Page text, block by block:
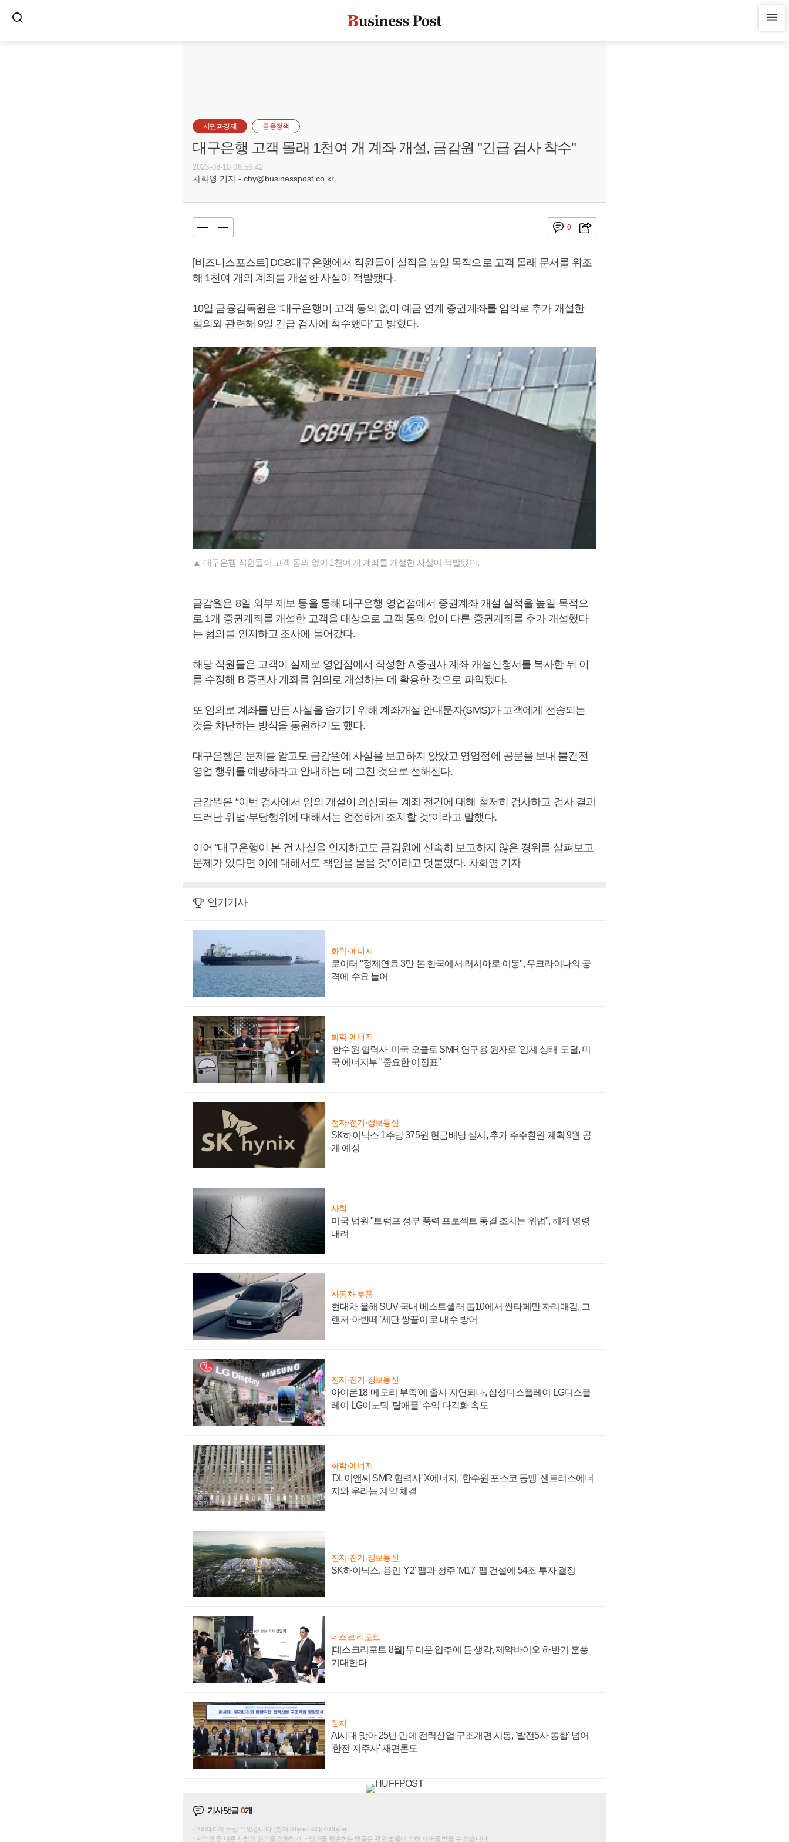
시민과경제 금융정책
대구은행 고객 몰래 1천여 개 계좌 개설, 금감원 "긴급 검사 착수"
2023-08-10 08:56:42
차화영 기자 - chy@businesspost.co.kr
0
[비즈니스포스트] DGB대구은행에서 직원들이 실적을 높일 목적으로 고객 몰래 문서를 위조
해 1천여 개의 계좌를 개설한 사실이 적발됐다.
10일 금융감독원은 “대구은행이 고객 동의 없이 예금 연계 증권계좌를 임의로 추가 개설한
혐의와 관련해 9일 긴급 검사에 착수했다”고 밝혔다.
▲ 대구은행 직원들이 고객 동의 없이 1천여 개 계좌를 개설한 사실이 적발됐다.
금감원은 8일 외부 제보 등을 통해 대구은행 영업점에서 증권계좌 개설 실적을 높일 목적으
로 1개 증권계좌를 개설한 고객을 대상으로 고객 동의 없이 다른 증권계좌를 추가 개설했다
는 혐의를 인지하고 조사에 들어갔다.
해당 직원들은 고객이 실제로 영업점에서 작성한 A 증권사 계좌 개설신청서를 복사한 뒤 이
를 수정해 B 증권사 계좌를 임의로 개설하는 데 활용한 것으로 파악됐다.
또 임의로 계좌를 만든 사실을 숨기기 위해 계좌개설 안내문자(SMS)가 고객에게 전송되는
것을 차단하는 방식을 동원하기도 했다.
대구은행은 문제를 알고도 금감원에 사실을 보고하지 않았고 영업점에 공문을 보내 불건전
영업 행위를 예방하라고 안내하는 데 그친 것으로 전해진다.
금감원은 “이번 검사에서 임의 개설이 의심되는 계좌 전건에 대해 철저히 검사하고 검사 결과
드러난 위법·부당행위에 대해서는 엄정하게 조치할 것”이라고 말했다.
이어 “대구은행이 본 건 사실을 인지하고도 금감원에 신속히 보고하지 않은 경위를 살펴보고
문제가 있다면 이에 대해서도 책임을 물을 것”이라고 덧붙였다. 차화영 기자
인기기사
화학·에너지
로이터 "정제연료 3만 톤 한국에서 러시아로 이동", 우크라이나의 공
격에 수요 늘어
화학·에너지
'한수원 협력사' 미국 오클로 SMR 연구용 원자로 '임계 상태' 도달, 미
국 에너지부 "중요한 이정표"
전자·전기·정보통신
SK하이닉스 1주당 375원 현금배당 실시, 추가 주주환원 계획 9월 공
개 예정
사회
미국 법원 "트럼프 정부 풍력 프로젝트 동결 조치는 위법", 해제 명령
내려
자동차·부품
현대차 올해 SUV 국내 베스트셀러 톱10에서 싼타페만 자리매김, 그
랜저·아반떼 '세단 쌍끌이'로 내수 방어
전자·전기·정보통신
아이폰18 '메모리 부족'에 출시 지연되나, 삼성디스플레이 LG디스플
레이 LG이노텍 '탈애플' 수익 다각화 속도
화학·에너지
'DL이앤씨 SMR 협력사' X에너지, '한수원 포스코 동맹' 센트러스에너
지와 우라늄 계약 체결
전자·전기·정보통신
SK하이닉스, 용인 'Y2' 팹과 청주 'M17' 팹 건설에 54조 투자 결정
데스크 리포트
[데스크리포트 8월] 무더운 입추에 든 생각, 제약바이오 하반기 훈풍
기대한다
정치
AI시대 맞아 25년 만에 전력산업 구조개편 시동, '발전5사 통합' 넘어
'한전 지주사' 재편론도
기사댓글0개
200자까지 쓰실 수 있습니다. (현재 0 byte / 최대 400byte)
저작권 등 다른 사람의 권리를 침해하거나 명예를 훼손하는 댓글은 관련 법률에 의해 제재를 받을 수 있습니다.